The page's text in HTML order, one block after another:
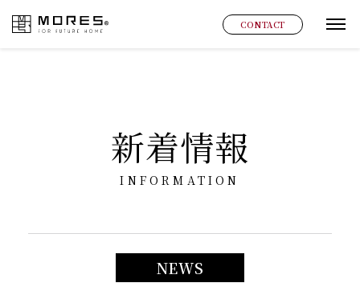
MORES CONTACT グ
新着情報
INFORMATION
NEWS